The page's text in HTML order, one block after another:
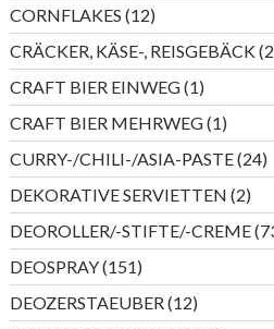
CORNFLAKES 1212
Produkte
CRÄCKER, KÄSE-, REISGEBÄCK
CRAFT BIER EINWEG 11
Produkt
CRAFT BIER MEHRWEG 11
CURRY-/CHILI-/ASIA-PASTE 2424
DEKORATIVE SERVIETTEN 22
DEOROLLER/-STIFTE/-CREME
DEOSPRAY 151151
Produkte
DEOZERSTAEUBER 1212